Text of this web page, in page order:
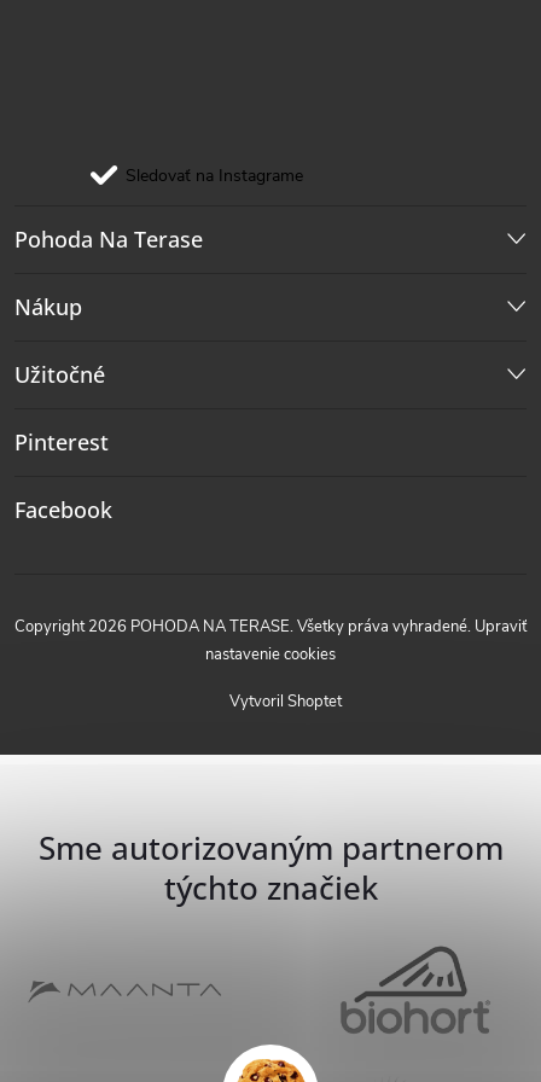
Sledovať na Instagrame
Pohoda Na Terase
Nákup
Užitočné
Pinterest
Facebook
Vytvoril Shoptet
Copyright 2026 POHODA NA TERASE. Všetky práva vyhradené. Upraviť
nastavenie cookies
Sme autorizovaným partnerom
týchto značiek